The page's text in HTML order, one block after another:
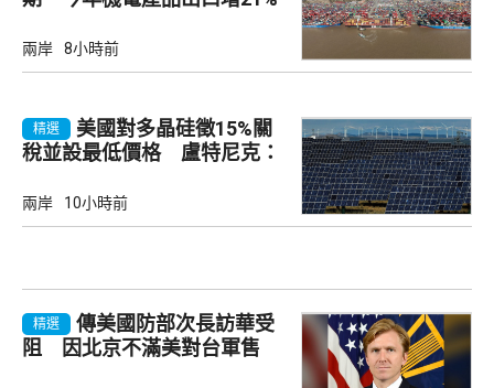
兩岸 8小時前
精選
美國對多晶硅徵15%關
稅並設最低價格 盧特尼克：
兩岸 10小時前
精選
傳美國防部次長訪華受
阻 因北京不滿美對台軍售